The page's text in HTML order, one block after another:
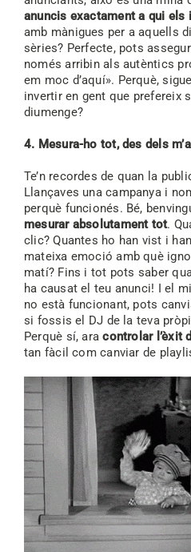
anuncis exactament a qui els
amb mànigues per a aquells
sèries? Perfecte, pots
només arribin als autèntics
em moc d’aquí». Perquè,
invertir en gent que prefereix
diumenge?
4. Mesura-ho tot, des dels
Te’n recordes de quan la
Llançaves una campanya i
perquè funcionés. Bé,
mesurar absolutament tot.
clic? Quantes ho han vist i
mateixa emoció amb què
matí? Fins i tot pots saber
ha causat el teu anunci! I el
no està funcionant, pots
si fossis el DJ de la teva
Perquè sí, aracontrolar l’èxit
tan fàcil com canviar de